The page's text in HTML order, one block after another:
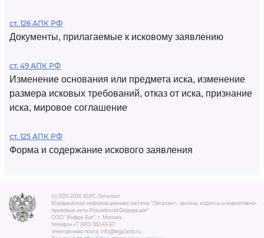
ст. 126 АПК РФ
Документы, прилагаемые к исковому заявлению
ст. 49 АПК РФ
Изменение основания или предмета иска, изменение
размера исковых требований, отказ от иска, признание
иска, мировое соглашение
ст. 125 АПК РФ
Форма и содержание искового заявления
(c) 2015-2026 ЮИС Легалакт
Юридическая информационная система "Легалакт - законы, кодексы и нормативно-
правовые акты Российской Федерации"
ООО "Инфра-Бит", г. Москва.
телефон +7 (910) 050-65-67
электронная почта: info@legalacts.ru